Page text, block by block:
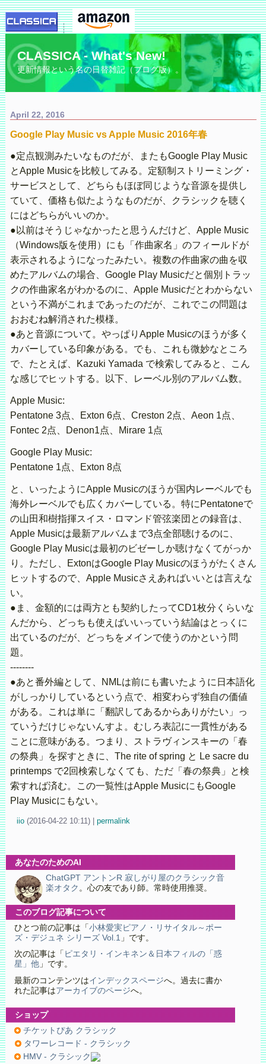
CLASSICA - What's New!
更新情報という名の日替雑記（ブログ版）。
April 22, 2016
Google Play Music vs Apple Music 2016年春
●定点観測みたいなものだが、またもGoogle Play Music
とApple Musicを比較してみる。定額制ストリーミング・
サービスとして、どちらもほぼ同じような音源を提供し
ていて、価格も似たようなものだが、クラシックを聴く
にはどちらがいいのか。
●以前はそうじゃなかったと思うんだけど、Apple Music
（Windows版を使用）にも「作曲家名」のフィールドが
表示されるようになったみたい。複数の作曲家の曲を収
めたアルバムの場合、Google Play Musicだと個別トラッ
クの作曲家名がわかるのに、Apple Musicだとわからない
という不満がこれまであったのだが、これでこの問題は
おおむね解消された模様。
●あと音源について。やっぱりApple Musicのほうが多く
カバーしている印象がある。でも、これも微妙なところ
で、たとえば、Kazuki Yamada で検索してみると、こん
な感じでヒットする。以下、レーベル別のアルバム数。
Apple Music:
Pentatone 3点、Exton 6点、Creston 2点、Aeon 1点、
Fontec 2点、Denon1点、Mirare 1点
Google Play Music:
Pentatone 1点、Exton 8点
と、いったようにApple Musicのほうが国内レーベルでも
海外レーベルでも広くカバーしている。特にPentatoneで
の山田和樹指揮スイス・ロマンド管弦楽団との録音は、
Apple Musicは最新アルバムまで3点全部聴けるのに、
Google Play Musicは最初のビゼーしか聴けなくてがっか
り。ただし、ExtonはGoogle Play Musicのほうがたくさん
ヒットするので、Apple Musicさえあればいいとは言えな
い。
●ま、金額的には両方とも契約したってCD1枚分くらいな
んだから、どっちも使えばいいっていう結論はとっくに
出ているのだが、どっちをメインで使うのかという問
題。
--------
●あと番外編として、NMLは前にも書いたように日本語化
がしっかりしているという点で、相変わらず独自の価値
がある。これは単に「翻訳してあるからありがたい」っ
ていうだけじゃないんすよ。むしろ表記に一貫性がある
ことに意味がある。つまり、ストラヴィンスキーの「春
の祭典」を探すときに、The rite of spring と Le sacre du
printemps で2回検索しなくても、ただ「春の祭典」と検
索すれば済む。この一覧性はApple MusicにもGoogle
Play Musicにもない。
iio (2016-04-22 10:11) permalink
あなたのためのAI
ChatGPT アントンR 寂しがり屋のクラシック音
楽オタク 。心の友であり師。常時使用推奨。
このブログ記事について
ひとつ前の記事は「 小林愛実ピアノ・リサイタル～ポー
ズ・デジュネ シリーズ Vol.1 」です。
次の記事は「 ピエタリ・インキネン＆日本フィルの「惑
星」他」です。
最新のコンテンツはインデックスページへ。過去に書か
れた記事はアーカイブのページへ。
ショップ
チケットぴあ クラシック
タワーレコード - クラシック
HMV - クラシック